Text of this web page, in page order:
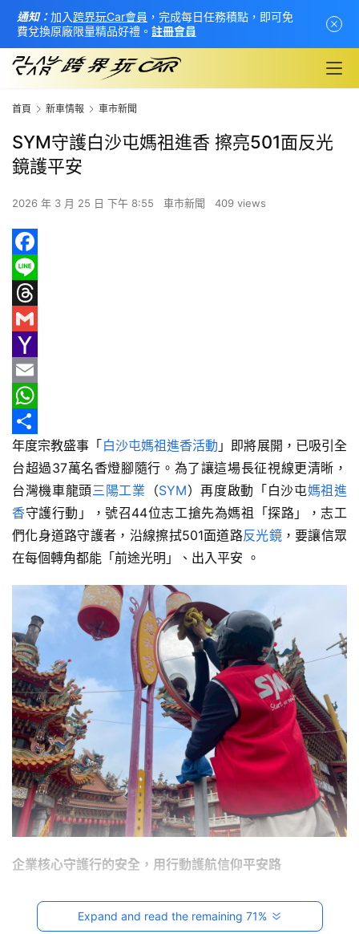
首
頁
新
車
情
報
車
輛
空
間
實
測
／
機
車
試
駕
影
音
台
灣
車
生
首頁 新車情報 車市新聞
SYM守護白沙屯媽祖進香 擦亮501面反光
鏡護平安
2026 年 3 月 25 日 下午 8:55 車市新聞 409 views
F
a
c
b
o
o
k
L
e
T
r
e
a
d
s
G
m
a
l
Y
a
h
o
o
M
a
i
E
m
a
i
l
W
h
a
t
s
A
分
享
年度宗教盛事「 白沙屯媽祖進香活動 」即將展開，已吸引全
台超過37萬名香燈腳隨行。為了讓這場長征視線更清晰，
台灣機車龍頭三陽工業 （SYM）再度啟動「白沙屯媽祖進
香守護行動」，號召44位志工搶先為媽祖「探路」，志工
們化身道路守護者，沿線擦拭501面道路反光鏡，要讓信眾
在每個轉角都能「前途光明」、出入平安 。
企業核心守護行的安全，用行動護航信仰平安路
三陽工業董事長吳清源表示：「媽祖信仰是穩定人心的慈悲
力量，而三陽工業則致力於守護大眾『行』的安全。志工擦
Expand and read the remaining 71%
通知：加入 跨界玩Car會員 ，完成每日任務積點，即可免
費兌換原廠限量精品好禮。 註冊會員